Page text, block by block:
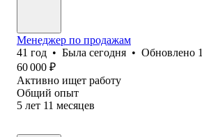
Менеджер по продажам
41 год • Была сегодня • Обновлено
60 000 ₽
Активно ищет работу
Общий опыт
5 лет 11 месяцев